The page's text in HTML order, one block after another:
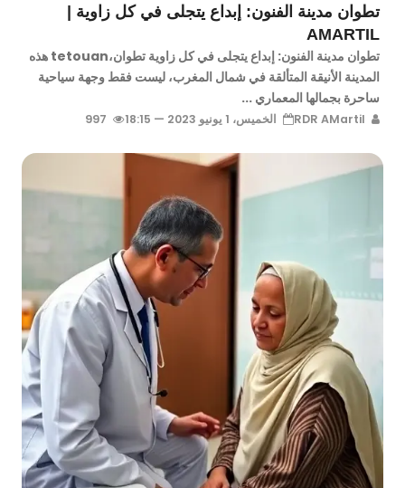
تطوان مدينة الفنون: إبداع يتجلى في كل زاوية |
AMARTIL
تطوان مدينة الفنون: إبداع يتجلى في كل زاوية تطوان،tetouan هذه
المدينة الأنيقة المتألقة في شمال المغرب، ليست فقط وجهة سياحية
ساحرة بجمالها المعماري ...
الخميس، 1 يونيو 2023 — 18:15